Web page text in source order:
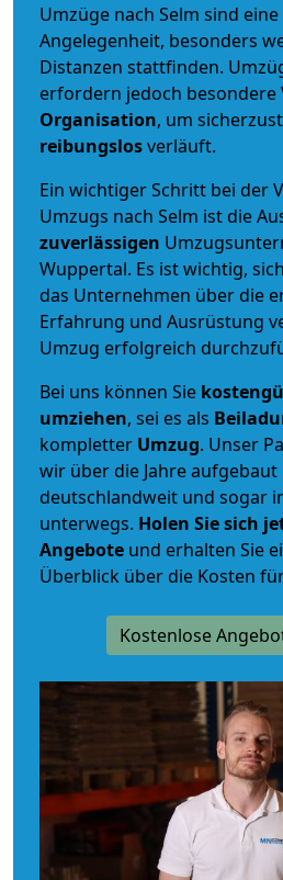
Umzüge nach Selm sind
Angelegenheit, besonders
Distanzen stattfinden.
erfordern jedoch besondere
Organisation, um
reibungslosverläuft.
Ein wichtiger Schritt bei der
Umzugs nach Selm ist die
zuverlässigen
Wuppertal. Es ist wichtig,
das Unternehmen über die
Erfahrung und Ausrüstung
Umzug erfolgreich
Bei uns können Sie
umziehen, sei es als
kompletter Umzug. Unser
wir über die Jahre aufgebaut
deutschlandweit und sogar
unterwegs. Holen Sie sich
Angebote und erhalten Sie
Überblick über die Kosten
Kostenlose